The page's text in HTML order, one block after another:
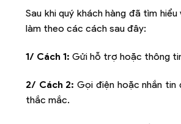
Sau khi quý khách hàng đã tìm
làm theo các cách sau đây:
1/ Cách 1: Gửi hỗ trợ hoặc thông
2/ Cách 2: Gọi điện hoặc nhắn
thắc mắc.